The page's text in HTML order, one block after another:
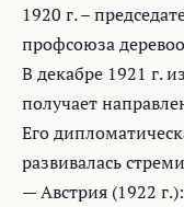
1920 г. –
профсоюза
В декабре 1921 г.
получает
Его
развивалась
— Австрия (1922